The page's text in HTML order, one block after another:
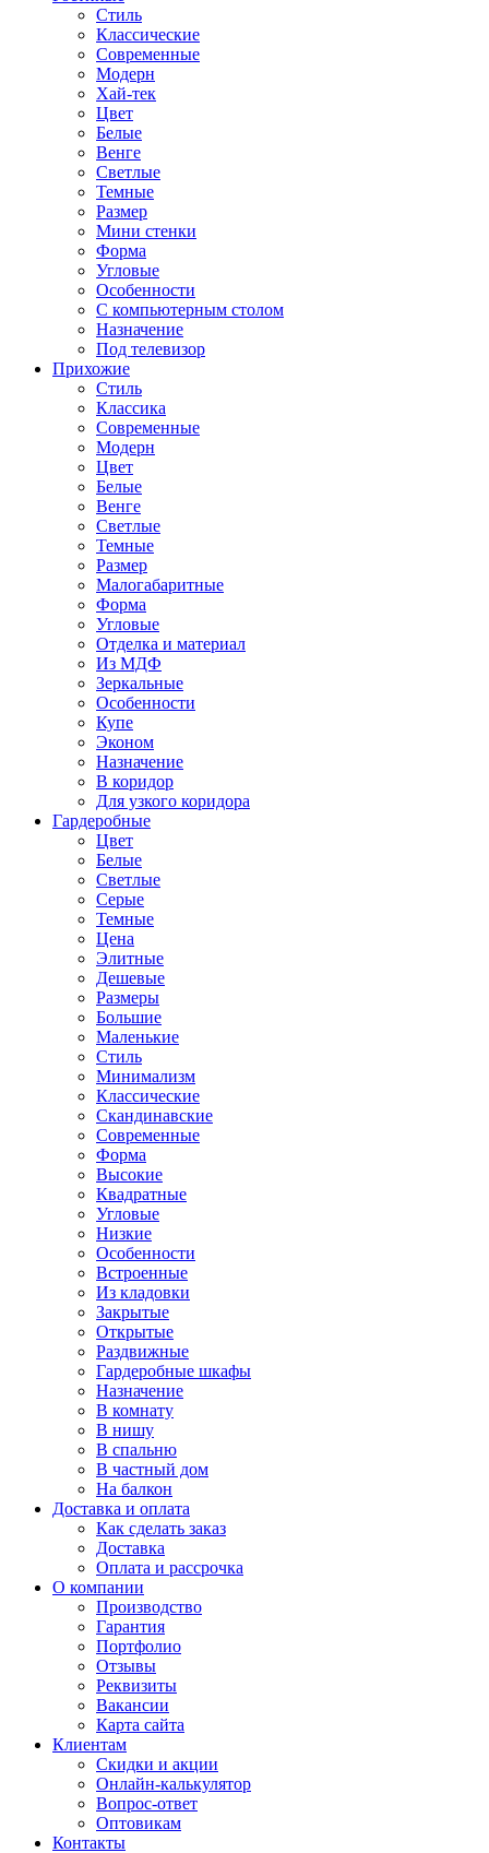
Стиль
Классические
Современные
Модерн
Хай-тек
Цвет
Белые
Венге
Светлые
Темные
Размер
Мини стенки
Форма
Угловые
Особенности
С компьютерным столом
Назначение
Под телевизор
Прихожие
Стиль
Классика
Современные
Модерн
Цвет
Белые
Венге
Светлые
Темные
Размер
Малогабаритные
Форма
Угловые
Отделка и материал
Из МДФ
Зеркальные
Особенности
Купе
Эконом
Назначение
В коридор
Для узкого коридора
Гардеробные
Цвет
Белые
Светлые
Серые
Темные
Цена
Элитные
Дешевые
Размеры
Большие
Маленькие
Стиль
Минимализм
Классические
Скандинавские
Современные
Форма
Высокие
Квадратные
Угловые
Низкие
Особенности
Встроенные
Из кладовки
Закрытые
Открытые
Раздвижные
Гардеробные шкафы
Назначение
В комнату
В нишу
В спальню
В частный дом
На балкон
Доставка и оплата
Как сделать заказ
Доставка
Оплата и рассрочка
О компании
Производство
Гарантия
Портфолио
Отзывы
Реквизиты
Вакансии
Карта сайта
Клиентам
Скидки и акции
Онлайн-калькулятор
Вопрос-ответ
Оптовикам
Контакты